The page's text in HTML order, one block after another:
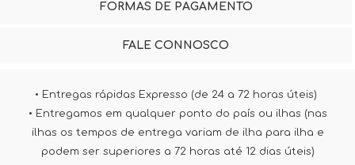
FORMAS DE PAGAMENTO
FALE CONNOSCO
• Entregas rápidas Expresso (de 24 a 72 horas úteis)
• Entregamos em qualquer ponto do país ou ilhas (nas
ilhas os tempos de entrega variam de ilha para ilha e
podem ser superiores a 72 horas até 12 dias úteis)